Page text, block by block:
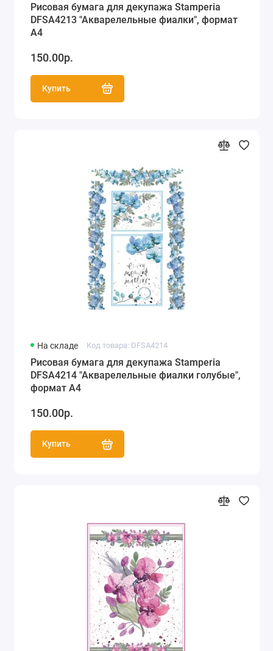
Рисовая бумага для декупажа Stamperia
DFSA4213 "Акварелельные фиалки", формат
А4
150.00р.
Купить
На складе Код товара: DFSA4214
Рисовая бумага для декупажа Stamperia
DFSA4214 "Акварелельные фиалки голубые",
формат А4
150.00р.
Купить